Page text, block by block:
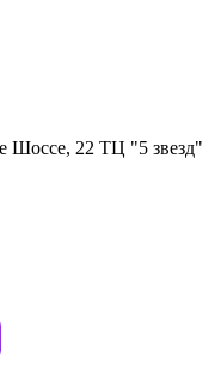
Шоссе, 22 ТЦ "5 звезд"